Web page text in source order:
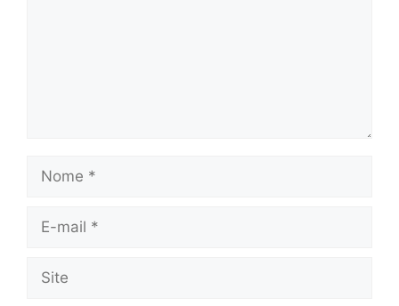
Nome
E-
Site